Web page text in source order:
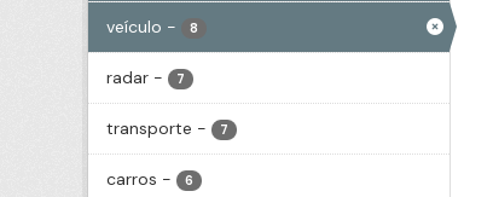
veículo - 8
radar - 7
transporte - 7
carros - 6